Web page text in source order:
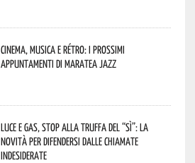
Cinema, musica e rétro: i prossimi
appuntamenti di Maratea Jazz
Luce e gas, stop alla truffa del “Sì”: la
novità per difendersi dalle chiamate
indesiderate